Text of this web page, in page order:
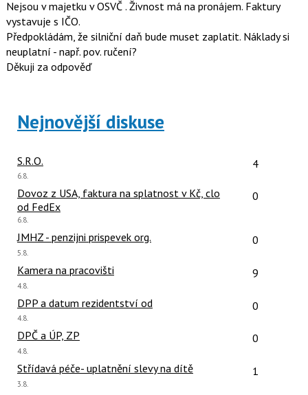
Nejsou v majetku v OSVČ . Živnost má na pronájem. Faktury
vystavuje s IČO.
Předpokládám, že silniční daň bude muset zaplatit. Náklady si
neuplatní - např. pov. ručení?
Děkuji za odpověď
Nejnovější diskuse
S.R.O. Počet
4
Poslední
6.8.
Dovoz z USA, faktura na splatnost v Kč, clo
od FedEx
Počet
0
Poslední
6.8.
JMHZ - penzijni prispevek org. Počet
0
Poslední
5.8.
Kamera na pracovišti Počet
9
Poslední
4.8.
DPP a datum rezidentství od Počet
0
Poslední
4.8.
DPČ a ÚP, ZP Počet
0
Poslední
4.8.
Střídavá péče- uplatnění slevy na dítě Počet
1
Poslední
3.8.